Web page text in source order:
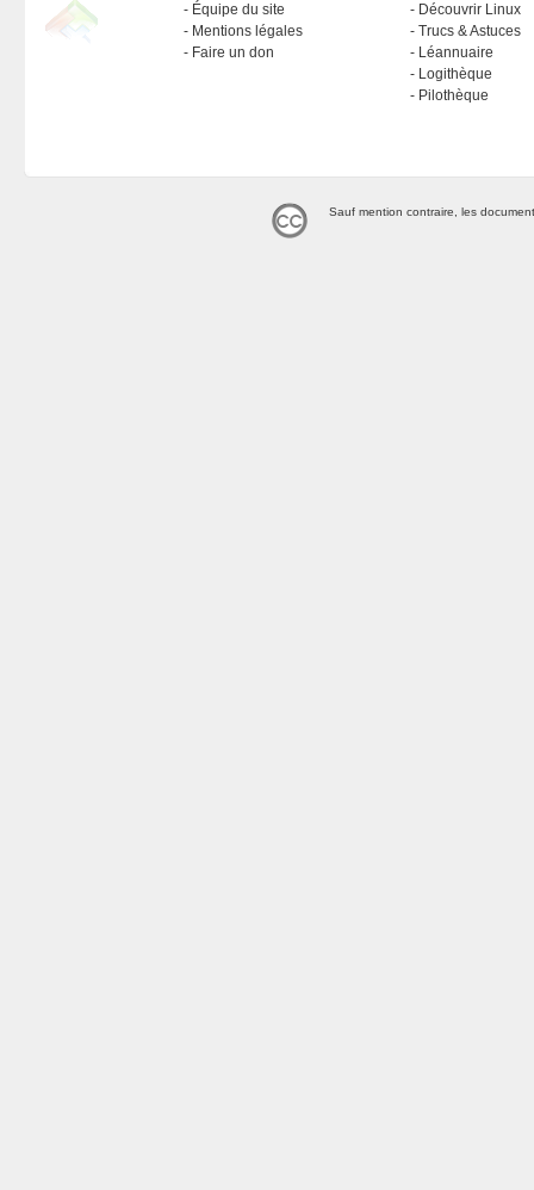
Équipe du site
Mentions légales
Faire un don
Découvrir Linux
Trucs & Astuces
Léannuaire
Logithèque
Pilothèque
Sauf mention contraire, les